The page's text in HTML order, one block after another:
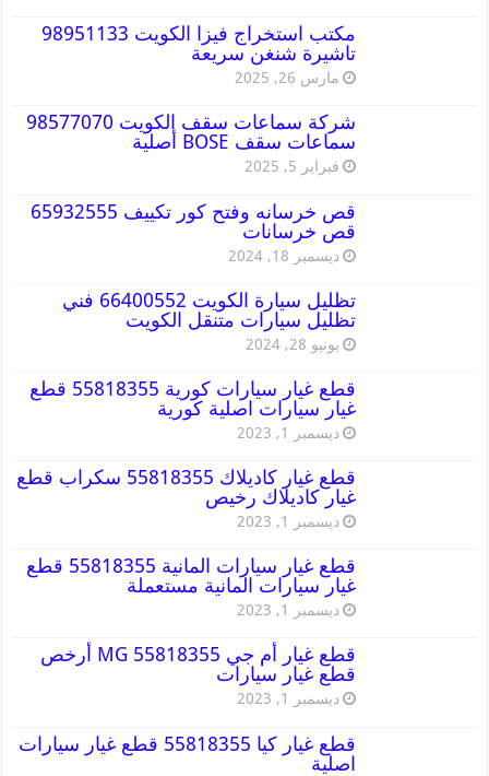
مكتب استخراج فيزا الكويت 98951133
تاشيرة شنغن سريعة
مارس 26, 2025
شركة سماعات سقف الكويت 98577070
سماعات سقف BOSE أصلية
فبراير 5, 2025
قص خرسانه وفتح كور تكييف 65932555
قص خرسانات
ديسمبر 18, 2024
تظليل سيارة الكويت 66400552 فني
تظليل سيارات متنقل الكويت
يونيو 28, 2024
قطع غيار سيارات كورية 55818355 قطع
غيار سيارات اصلية كورية
ديسمبر 1, 2023
قطع غيار كاديلاك 55818355 سكراب قطع
غيار كاديلاك رخيص
ديسمبر 1, 2023
قطع غيار سيارات المانية 55818355 قطع
غيار سيارات المانية مستعملة
ديسمبر 1, 2023
قطع غيار أم جي MG 55818355 أرخص
قطع غيار سيارات
ديسمبر 1, 2023
قطع غيار كيا 55818355 قطع غيار سيارات
اصلية